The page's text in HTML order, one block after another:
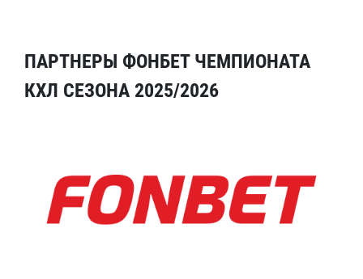
ПАРТНЕРЫ ФОНБЕТ ЧЕМПИОНАТА
КХЛ СЕЗОНА 2025/2026